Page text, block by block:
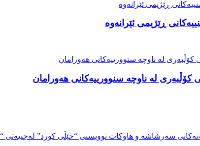
ڕێژیمی ئێرانەوە
لە ناوچە سنوورییەکانی هەورامان